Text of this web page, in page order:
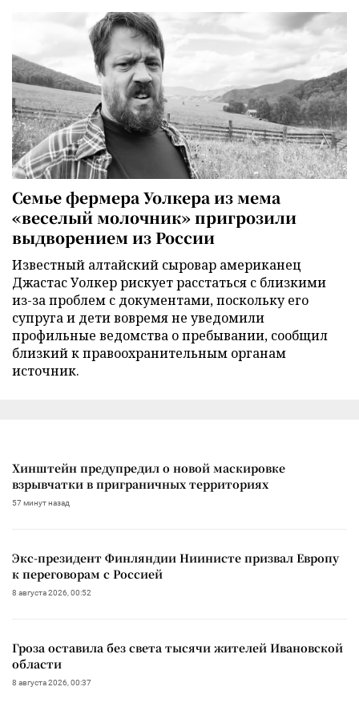
Семье фермера Уолкера из мема
«веселый молочник» пригрозили
выдворением из России
Известный алтайский сыровар американец
Джастас Уолкер рискует расстаться с близкими
из-за проблем с документами, поскольку его
супруга и дети вовремя не уведомили
профильные ведомства о пребывании, сообщил
близкий к правоохранительным органам
источник.
Хинштейн предупредил о новой маскировке
взрывчатки в приграничных территориях
57 минут назад
Экс-президент Финляндии Ниинисте призвал Европу
к переговорам с Россией
8 августа 2026, 00:52
Гроза оставила без света тысячи жителей Ивановской
области
8 августа 2026, 00:37